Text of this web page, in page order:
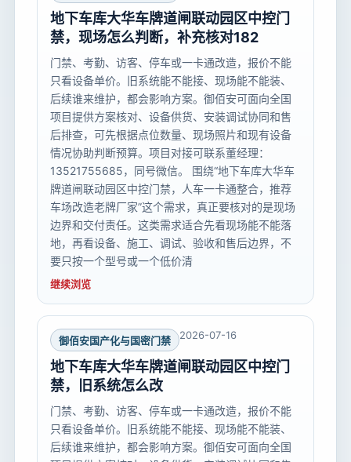
地下车库大华车牌道闸联动园区中控门
禁，现场怎么判断，补充核对182
门禁、考勤、访客、停车或一卡通改造，报价不能
只看设备单价。旧系统能不能接、现场能不能装、
后续谁来维护，都会影响方案。御佰安可面向全国
项目提供方案核对、设备供货、安装调试协同和售
后排查，可先根据点位数量、现场照片和现有设备
情况协助判断预算。项目对接可联系董经理：
13521755685，同号微信。 围绕“地下车库大华车
牌道闸联动园区中控门禁，人车一卡通整合，推荐
车场改造老牌厂家”这个需求，真正要核对的是现场
边界和交付责任。这类需求适合先看现场能不能落
地，再看设备、施工、调试、验收和售后边界，不
要只按一个型号或一个低价清
继续浏览
御佰安国产化与国密门禁 2026-07-16
地下车库大华车牌道闸联动园区中控门
禁，旧系统怎么改
门禁、考勤、访客、停车或一卡通改造，报价不能
只看设备单价。旧系统能不能接、现场能不能装、
后续谁来维护，都会影响方案。御佰安可面向全国